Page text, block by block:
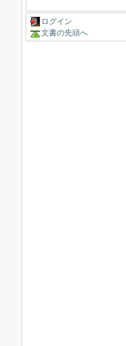
ログイン
文書の先頭へ